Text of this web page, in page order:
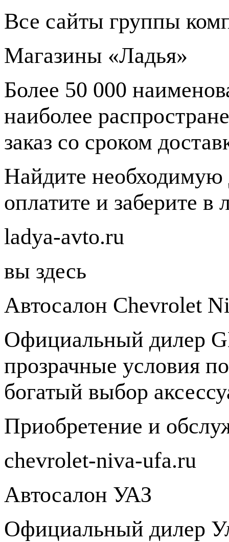
Все сайты группы
Магазины «Ладья»
Более 50 000
наиболее
заказ со сроком
Найдите
оплатите и заберите
ladya-avto.ru
вы здесь
Автосалон Chevrolet
Официальный дилер
прозрачные условия
богатый выбор
Приобретение и
chevrolet-niva-ufa.ru
Автосалон УАЗ
Официальный дилер